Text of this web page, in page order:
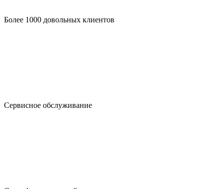
Более 1000 довольных клиентов
Сервисное обслуживание